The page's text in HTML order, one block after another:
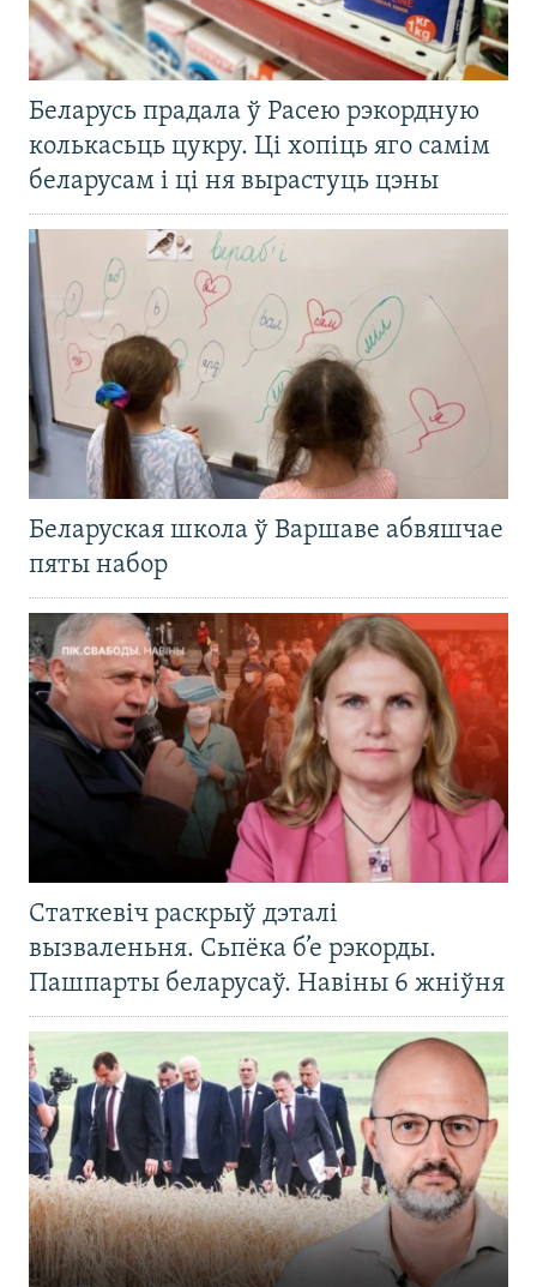
Беларусь прадала ў Расею рэкордную
колькасьць цукру. Ці хопіць яго самім
беларусам і ці ня вырастуць цэны
Беларуская школа ў Варшаве абвяшчае
пяты набор
Статкевіч раскрыў дэталі
вызваленьня. Сьпёка б’е рэкорды.
Пашпарты беларусаў. Навіны 6 жніўня